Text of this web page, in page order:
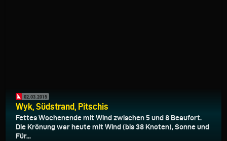
02.03.2015
Wyk, Südstrand, Pitschis
Fettes Wochenende mit Wind zwischen 5 und 8 Beaufort.
Die Krönung war heute mit Wind (bis 38 Knoten), Sonne und
Für...